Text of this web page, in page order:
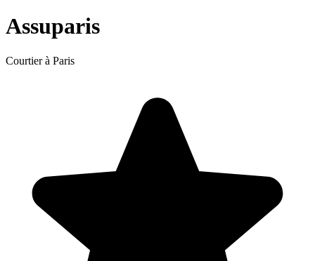
Assuparis
Courtier à Paris